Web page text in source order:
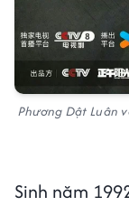
Phương Dật Luân
Sinh năm